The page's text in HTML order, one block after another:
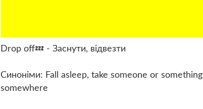
Drop off💤 - Заснути, відвезти
Синоніми: Fall asleep, take someone or something
somewhere